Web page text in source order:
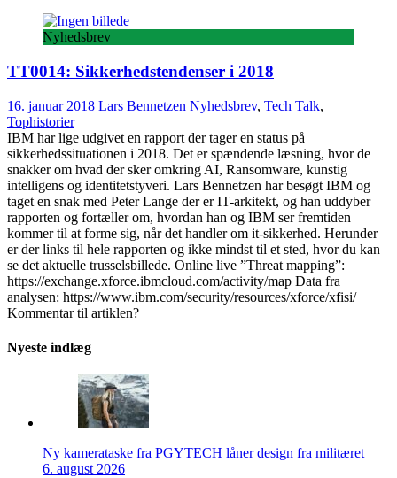
Nyhedsbrev
TT0014: Sikkerhedstendenser i 2018
16. januar 2018 Lars Bennetzen Nyhedsbrev, Tech Talk,
Tophistorier
IBM har lige udgivet en rapport der tager en status på
sikkerhedssituationen i 2018. Det er spændende læsning, hvor de
snakker om hvad der sker omkring AI, Ransomware, kunstig
intelligens og identitetstyveri. Lars Bennetzen har besøgt IBM og
taget en snak med Peter Lange der er IT-arkitekt, og han uddyber
rapporten og fortæller om, hvordan han og IBM ser fremtiden
kommer til at forme sig, når det handler om it-sikkerhed. Herunder
er der links til hele rapporten og ikke mindst til et sted, hvor du kan
se det aktuelle trusselsbillede. Online live ”Threat mapping”:
https://exchange.xforce.ibmcloud.com/activity/map Data fra
analysen: https://www.ibm.com/security/resources/xforce/xfisi/
Kommentar til artiklen?
Nyeste indlæg
Ny kamerataske fra PGYTECH låner design fra militæret
6. august 2026